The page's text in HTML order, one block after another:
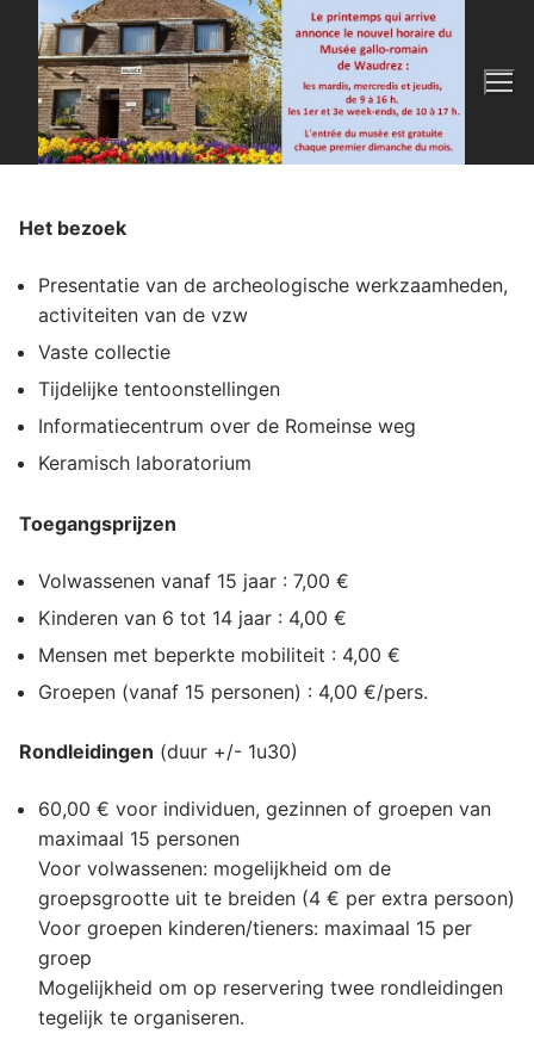
inhoud
Het bezoek
Presentatie van de archeologische werkzaamheden,
activiteiten van de vzw
Vaste collectie
Tijdelijke tentoonstellingen
Informatiecentrum over de Romeinse weg
Keramisch laboratorium
Toegangsprijzen
Volwassenen vanaf 15 jaar : 7,00 €
Kinderen van 6 tot 14 jaar : 4,00 €
Mensen met beperkte mobiliteit : 4,00 €
Groepen (vanaf 15 personen) : 4,00 €/pers.
Rondleidingen (duur +/- 1u30)
60,00 € voor individuen, gezinnen of groepen van
maximaal 15 personen
Voor volwassenen: mogelijkheid om de
groepsgrootte uit te breiden (4 € per extra persoon)
Voor groepen kinderen/tieners: maximaal 15 per
groep
Mogelijkheid om op reservering twee rondleidingen
tegelijk te organiseren.